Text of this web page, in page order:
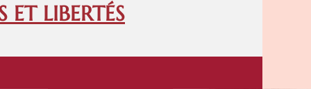
LIBERTÉS